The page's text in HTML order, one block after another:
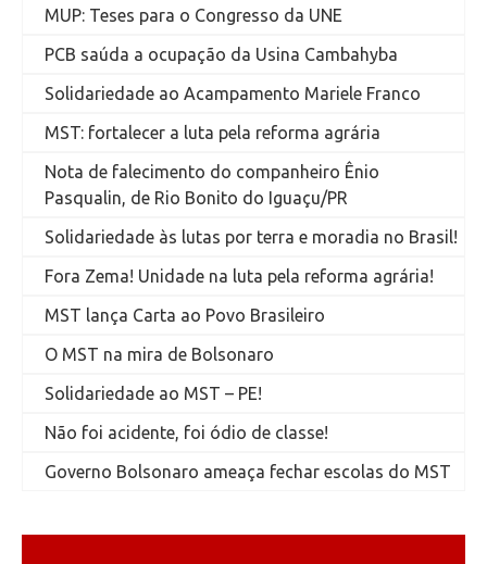
MUP: Teses para o Congresso da UNE
PCB saúda a ocupação da Usina Cambahyba
Solidariedade ao Acampamento Mariele Franco
MST: fortalecer a luta pela reforma agrária
Nota de falecimento do companheiro Ênio
Pasqualin, de Rio Bonito do Iguaçu/PR
Solidariedade às lutas por terra e moradia no Brasil!
Fora Zema! Unidade na luta pela reforma agrária!
MST lança Carta ao Povo Brasileiro
O MST na mira de Bolsonaro
Solidariedade ao MST – PE!
Não foi acidente, foi ódio de classe!
Governo Bolsonaro ameaça fechar escolas do MST